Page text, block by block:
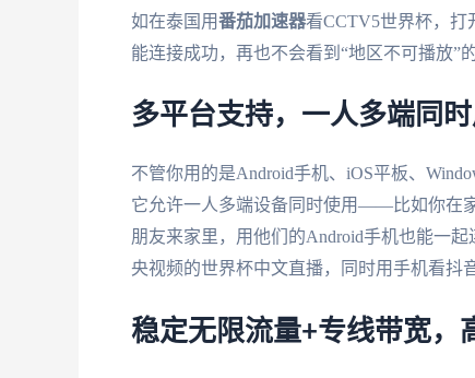
如在泰国用番茄加速器看CCTV5世界杯，打
能连接成功，再也不会看到“地区不可播放”的
多平台支持，一人多端同时
不管你用的是Android手机、iOS平板、
它允许一人多端设备同时使用——比如你在
朋友来家里，用他们的Android手机也能一
央视频的世界杯中文直播，同时用手机看抖
稳定无限流量+专线带宽，